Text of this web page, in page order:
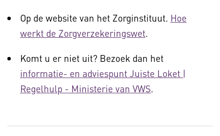
Op de website van het Zorginstituut. Hoe
werkt de Zorgverzekeringswet.
Komt u er niet uit? Bezoek dan het
informatie- en adviespunt Juiste Loket |
Regelhulp - Ministerie van VWS.